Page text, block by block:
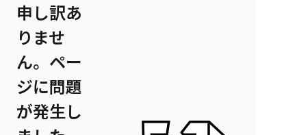
申し訳あ
りませ
ん。ペー
ジに問題
が発生し